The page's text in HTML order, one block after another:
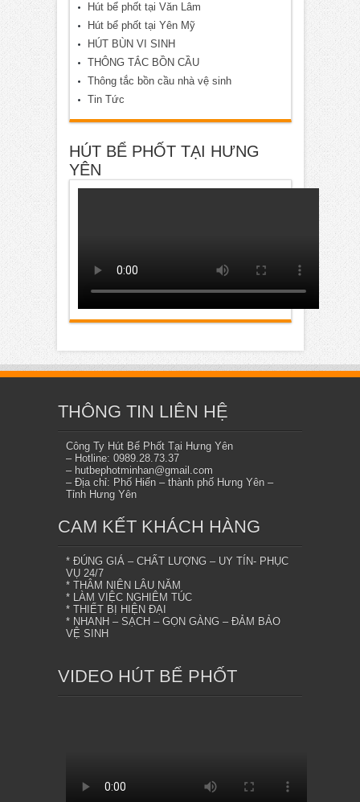
Hút bể phốt tại Văn Lâm
Hút bể phốt tại Yên Mỹ
HÚT BÙN VI SINH
THÔNG TẮC BỒN CẦU
Thông tắc bồn cầu nhà vệ sinh
Tin Tức
HÚT BỂ PHỐT TẠI HƯNG
YÊN
THÔNG TIN LIÊN HỆ
Công Ty Hút Bể Phốt Tại Hưng Yên
– Hotline: 0989.28.73.37
– hutbephotminhan@gmail.com
– Địa chỉ: Phố Hiến – thành phố Hưng Yên –
Tỉnh Hưng Yên
CAM KẾT KHÁCH HÀNG
* ĐÚNG GIÁ – CHẤT LƯỢNG – UY TÍN- PHỤC
VỤ 24/7
* THÂM NIÊN LÂU NĂM
* LÀM VIỆC NGHIÊM TÚC
* THIẾT BỊ HIỆN ĐẠI
* NHANH – SẠCH – GỌN GÀNG – ĐẢM BẢO
VỆ SINH
VIDEO HÚT BỂ PHỐT